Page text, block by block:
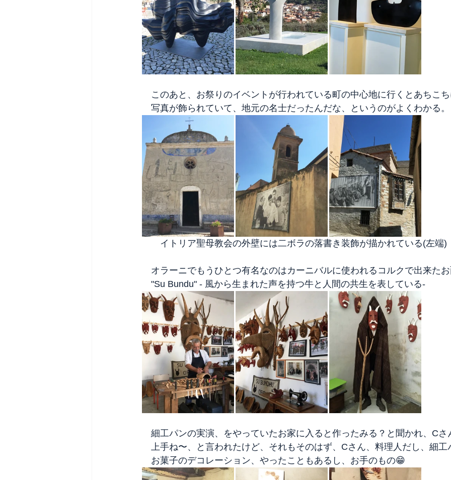
このあと、お祭りのイベントが行われている町の中心地に行くとあちこ
写真が飾られていて、地元の名士だったんだな、というのがよくわかる。
イトリア聖母教会の外壁には二ボラの落書き装飾が描かれている(左
オラーニでもうひとつ有名なのはカーニバルに使われるコルクで出来たお
"Su Bundu" - 風から生まれた声を持つ牛と人間の共生を表している-
細工パンの実演、をやっていたお家に入ると作ったみる？と聞かれ、Cさ
上手ね〜、と言われたけど、それもそのはず、Cさん、料理人だし、細工
お菓子のデコレーション、やったこともあるし、お手のもの😁